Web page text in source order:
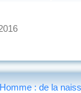
: de la